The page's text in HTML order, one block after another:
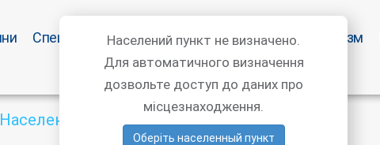
Спецпропозиції Статті лікарів Медичний туризм
Населений пункт
Населений пункт не визначено.
Для автоматичного визначення
дозвольте доступ до даних про
місцезнаходження.
Оберіть населенный пункт